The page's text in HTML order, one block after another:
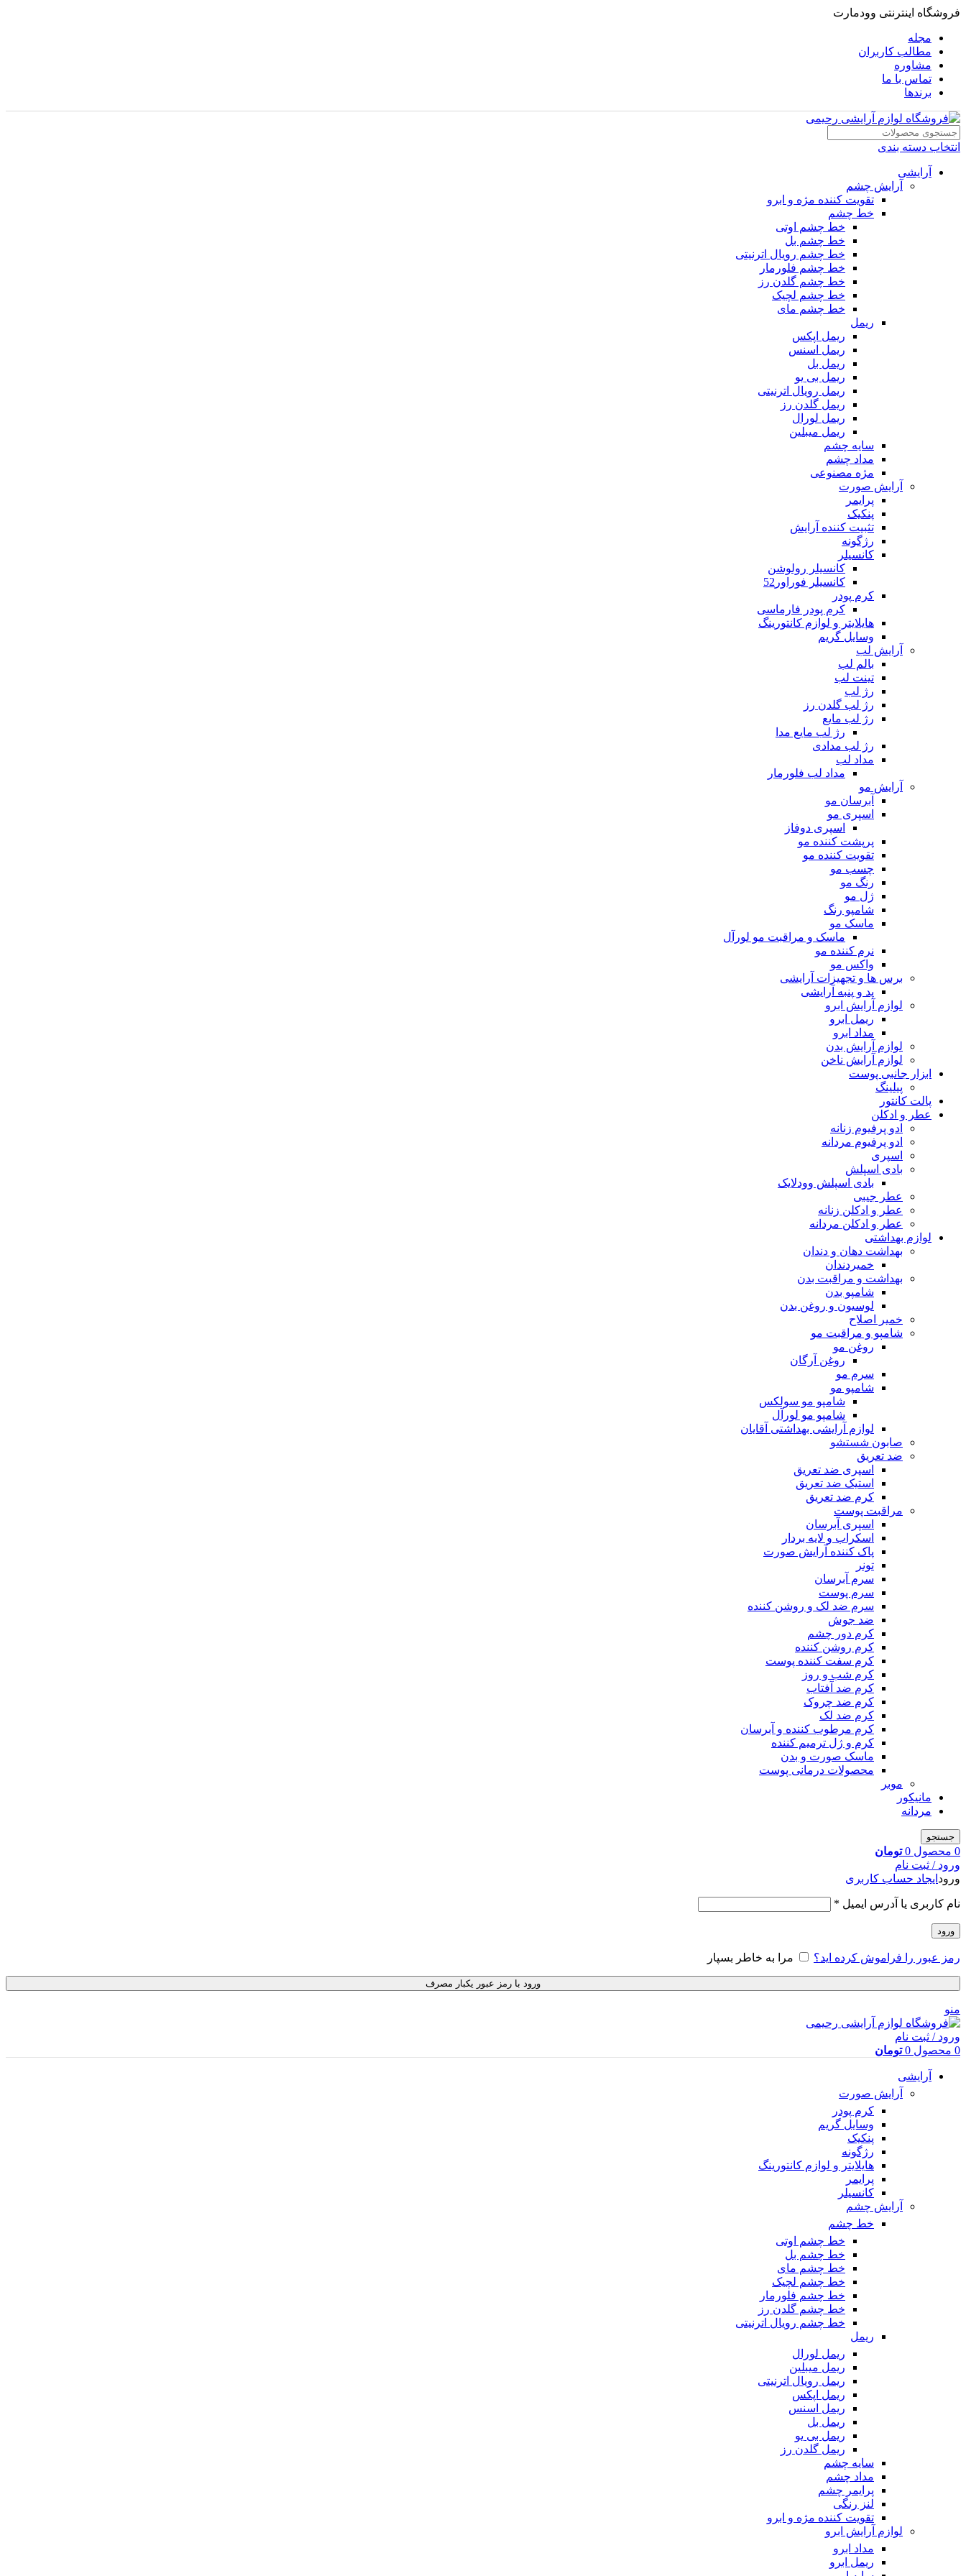
فروشگاه اینترنتی وودمارت
مجله
مطالب کاربران
مشاوره
تماس با ما
برندها
انتخاب دسته بندی
آرایشی
آرایش چشم
تقویت کننده مژه و ابرو
خط چشم
خط چشم اوتی
خط چشم بل
خط چشم رویال اترنیتی
خط چشم فلورمار
خط چشم گلدن رز
خط چشم لچیک
خط چشم مای
ریمل
ریمل اپکس
ریمل اسنس
ریمل بل
ریمل بی یو
ریمل رویال اترنیتی
ریمل گلدن رز
ریمل لورال
ریمل میبلین
سایه چشم
مداد چشم
مژه مصنوعی
آرایش صورت
پرایمر
پنکیک
تثبیت کننده آرایش
رژگونه
کانسیلر
کانسیلر رولوشن
کانسیلر فوراور52
کرم پودر
کرم پودر فارماسی
هایلایتر و لوازم کانتورینگ
وسایل گریم
آرایش لب
بالم لب
تینت لب
رژ لب
رژ لب گلدن رز
رژ لب مایع
رژ لب مایع مدا
رژ لب مدادی
مداد لب
مداد لب فلورمار
آرایش مو
آبرسان مو
اسپری مو
اسپری دوفاز
پرپشت کننده مو
تقویت کننده مو
چسب مو
رنگ مو
ژل مو
شامپو رنگ
ماسک مو
ماسک و مراقبت مو لورآل
نرم کننده مو
واکس مو
برس ها و تجهیزات آرایشی
پد و پنبه آرایشی
لوازم آرایش ابرو
ریمل ابرو
مداد ابرو
لوازم آرایش بدن
لوازم آرایش ناخن
ابزار جانبی پوست
پیلینگ
پالت کانتور
عطر و ادکلن
ادو پرفیوم زنانه
ادو پرفیوم مردانه
اسپری
بادی اسپلش
بادی اسپلش وودلایک
عطر جیبی
عطر و ادکلن زنانه
عطر و ادکلن مردانه
لوازم بهداشتی
بهداشت دهان و دندان
خمیردندان
بهداشت و مراقبت بدن
شامپو بدن
لوسیون و روغن بدن
خمیر اصلاح
شامپو و مراقبت مو
روغن مو
روغن آرگان
سرم مو
شامپو مو
شامپو مو سولکس
شامپو مو لورآل
لوازم آرایشی بهداشتی آقایان
صابون شستشو
ضد تعریق
اسپری ضد تعریق
استیک ضد تعریق
کرم ضد تعریق
مراقبت پوست
اسپری آبرسان
اسکراب و لایه بردار
پاک کننده آرایش صورت
تونر
سرم آبرسان
سرم پوست
سرم ضد لک و روشن کننده
ضد جوش
کرم دور چشم
کرم روشن کننده
کرم سفت کننده پوست
کرم شب و روز
کرم ضد آفتاب
کرم ضد چروک
کرم ضد لک
کرم مرطوب کننده و آبرسان
کرم و ژل ترمیم کننده
ماسک صورت و بدن
محصولات درمانی پوست
موبر
مانیکور
مردانه
جستجو
0 محصول 0 تومان
ورود / ثبت نام
ورود ایجاد حساب کاربری
نام کاربری یا آدرس ایمیل *
ورود
رمز عبور را فراموش کرده اید؟ مرا به خاطر بسپار
ورود با رمز عبور یکبار مصرف
منو
ورود / ثبت نام
0 محصول 0 تومان
آرایشی
آرایش صورت
کرم پودر
وسایل گریم
پنکیک
رژگونه
هایلایتر و لوازم کانتورینگ
پرایمر
کانسیلر
آرایش چشم
خط چشم
خط چشم اوتی
خط چشم بل
خط چشم مای
خط چشم لچیک
خط چشم فلورمار
خط چشم گلدن رز
خط چشم رویال اترنیتی
ریمل
ریمل لورال
ریمل میبلین
ریمل رویال اترنیتی
ریمل اپکس
ریمل اسنس
ریمل بل
ریمل بی یو
ریمل گلدن رز
سایه چشم
مداد چشم
پرایمر چشم
لنز رنگی
تقویت کننده مژه و ابرو
لوازم آرایش ابرو
مداد ابرو
ریمل ابرو